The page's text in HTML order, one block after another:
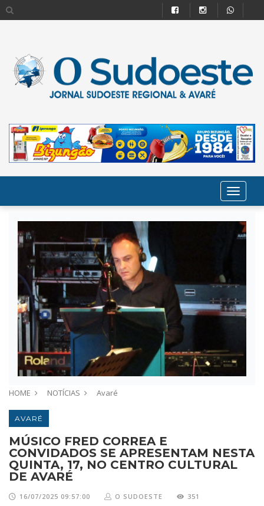
HOME NOTÍCIAS Avaré
AVARÉ
MÚSICO FRED CORREA E
CONVIDADOS SE APRESENTAM NESTA
QUINTA, 17, NO CENTRO CULTURAL
DE AVARÉ
16/07/2025 09:57:00 O SUDOESTE 351